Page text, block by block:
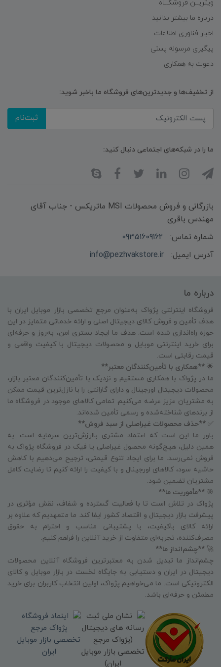
ویتریــن فروشگـــاه
درباره ما بیشتر بدانید
اخبار فناوری اطلاعات
پیگیری مرسوله پستی
دعوت به همکاری
از تخفیف‌ها و جدیدترین‌های فروشگاه ما باخبر شوید:
ثبت‌نام
ما را در شبکه‌های اجتماعی دنبال کنید:
بازرگانی و فروش محصولات MSI ماتریکس - جناب آقای
مهندس باقری
شماره تماس:
09351609162
آدرس ایمیل:
info@pezhvakstore.ir
درباره ما
فروشگاه اینترنتی پژواک به‌عنوان مرجع تخصصی بازار موبایل ایران با
هدف تأمین و فروش کالای دیجیتال اصلی و ارائه خدماتی متمایز در این
حوزه راه‌اندازی شده است. هدف ما ایجاد بستری امن، به‌روز و حرفه‌ای
برای خرید اینترنتی موبایل و محصولات دیجیتال با کیفیت واقعی و
قیمت رقابتی است.
🌟 **همکاری با تأمین‌کنندگان معتبر**
ما در پژواک با همکاری مستقیم و نزدیک با تأمین‌کنندگان معتبر بازار،
محصولات دیجیتال اورجینال و دارای گارانتی را با نازل‌ترین قیمت ممکن
به مشتریان عزیز عرضه می‌کنیم. تمامی کالاهای موجود در فروشگاه ما
از برندهای شناخته‌شده و رسمی تأمین شده‌اند.
✅ **حذف محصولات غیراصلی از سبد فروش**
باور ما این است که اعتماد مشتری باارزش‌ترین سرمایه است. به
همین دلیل، هیچ‌گونه محصول غیراصلی یا فیک در فروشگاه پژواک به
فروش نمی‌رسد. ما برای ایجاد تنوع قیمتی، ترجیح می‌دهیم با کاهش
حاشیه سود، کالاهای اورجینال و با کیفیت را ارائه کنیم تا رضایت کامل
مشتریان تضمین شود.
🎯 **مأموریت ما**
پژواک در تلاش است تا با فعالیت گسترده و شفاف، نقش مؤثری در
پیشرفت بازار دیجیتال و اقتصاد کشور ایفا کند. ما متعهدیم که علاوه بر
ارائه کالای باکیفیت، با پشتیبانی مناسب و احترام به حقوق
مصرف‌کننده، تجربه‌ای متفاوت از خرید آنلاین را فراهم کنیم.
🚀 **چشم‌انداز ما**
چشم‌انداز ما تبدیل شدن به معتبرترین فروشگاه آنلاین محصولات
دیجیتال در ایران و دستیابی به جایگاه نخست در بازار موبایل و کالای
الکترونیکی است. ما می‌خواهیم پژواک، اولین انتخاب کاربران برای خرید
مطمئن و حرفه‌ای باشد.